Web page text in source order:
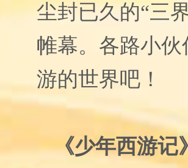
尘封已久的“三
帷幕。各路小
游的世界吧！
《少年西游记